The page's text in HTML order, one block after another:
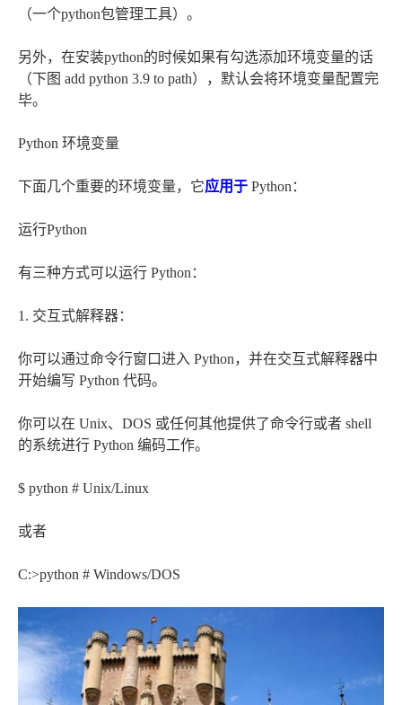
（一个python包管理工具）。
另外，在安装python的时候如果有勾选添加环境变量的话
（下图 add python 3.9 to path），默认会将环境变量配置完
毕。
Python 环境变量
下面几个重要的环境变量，它应用于 Python：
运行Python
有三种方式可以运行 Python：
1. 交互式解释器：
你可以通过命令行窗口进入 Python，并在交互式解释器中
开始编写 Python 代码。
你可以在 Unix、DOS 或任何其他提供了命令行或者 shell
的系统进行 Python 编码工作。
$ python # Unix/Linux
或者
C:>python # Windows/DOS